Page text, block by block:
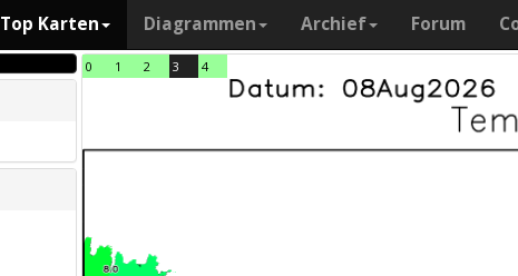
Top Karten Diagrammen Archief Forum
0 1 2 3 4